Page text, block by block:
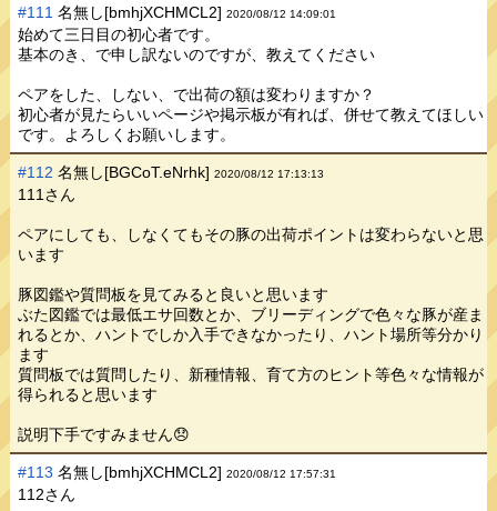
#111 名無し[bmhjXCHMCL2]2020/08/12 14:09:01
始めて三日目の初心者です。
基本のき、で申し訳ないのですが、教えてください
ペアをした、しない、で出荷の額は変わりますか？
初心者が見たらいいページや掲示板が有れば、併せて教えてほしい
です。よろしくお願いします。
#112 名無し[BGCoT.eNrhk]2020/08/12 17:13:13
111さん
ペアにしても、しなくてもその豚の出荷ポイントは変わらないと思
います
豚図鑑や質問板を見てみると良いと思います
ぶた図鑑では最低エサ回数とか、ブリーディングで色々な豚が産ま
れるとか、ハントでしか入手できなかったり、ハント場所等分かり
ます
質問板では質問したり、新種情報、育て方のヒント等色々な情報が
得られると思います
説明下手ですみません😞
#113 名無し[bmhjXCHMCL2]2020/08/12 17:57:31
112さん